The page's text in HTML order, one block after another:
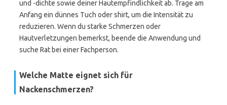
und -dichte sowie deiner Hautempfindlichkeit ab. Trage am
Anfang ein dünnes Tuch oder shirt, um die Intensität zu
reduzieren. Wenn du starke Schmerzen oder
Hautverletzungen bemerkst, beende die Anwendung und
suche Rat bei einer Fachperson.
Welche Matte eignet sich für
Nackenschmerzen?